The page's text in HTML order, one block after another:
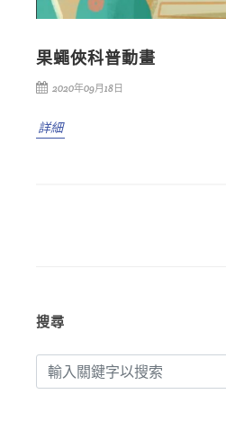
果蠅俠科普動畫
2020年09月18日
詳細
搜尋